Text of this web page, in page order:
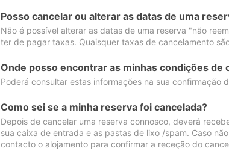
Posso cancelar ou alterar as datas de uma
Não é possível alterar as datas de uma reserva "não
ter de pagar taxas. Quaisquer taxas de cancelamento
Onde posso encontrar as minhas condições de
Poderá consultar estas informações na sua confirmação
Como sei se a minha reserva foi cancelada?
Depois de cancelar uma reserva connosco, deverá
sua caixa de entrada e as pastas de lixo /spam. Caso
contacto o alojamento para confirmar a receção do